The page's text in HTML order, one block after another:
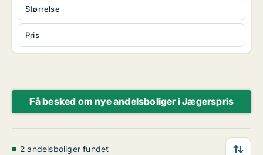
Størrelse
Pris
Få besked om nye andelsboliger i Jægerspris
2 andelsboliger fundet